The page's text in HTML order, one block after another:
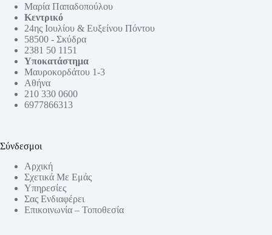
Μαρία Παπαδοπούλου
Κεντρικό
24ης Ιουλίου & Ευξείνου Πόντου
58500 - Σκύδρα
2381 50 1151
Υποκατάστημα
Μαυροκορδάτου 1-3
Αθήνα
210 330 0600
6977866313
Σύνδεσμοι
Αρχική
Σχετικά Με Εμάς
Υπηρεσίες
Σας Ενδιαφέρει
Επικοινωνία – Τοποθεσία